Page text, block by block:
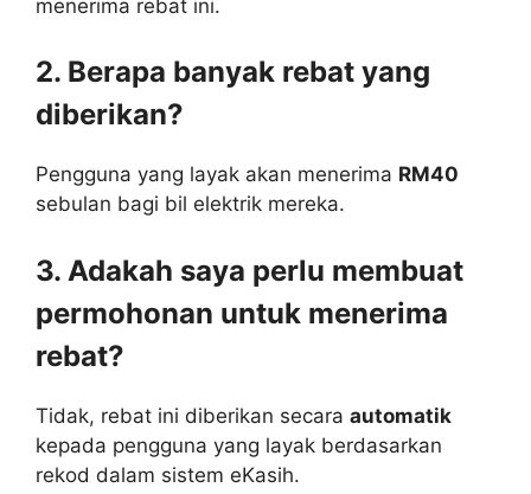
menerima rebat ini.
2. Berapa banyak rebat yang
diberikan?
Pengguna yang layak akan menerima RM40
sebulan bagi bil elektrik mereka.
3. Adakah saya perlu membuat
permohonan untuk menerima
rebat?
Tidak, rebat ini diberikan secara automatik
kepada pengguna yang layak berdasarkan
rekod dalam sistem eKasih.